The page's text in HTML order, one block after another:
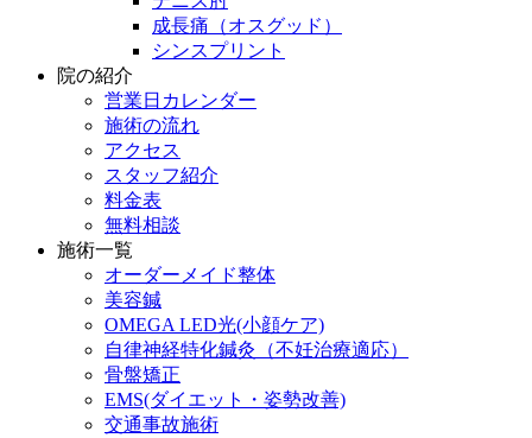
成長痛（オスグッド）
シンスプリント
院の紹介
営業日カレンダー
施術の流れ
アクセス
スタッフ紹介
料金表
無料相談
施術一覧
オーダーメイド整体
美容鍼
OMEGA LED光(小顔ケア)
自律神経特化鍼灸（不妊治療適応）
骨盤矯正
EMS(ダイエット・姿勢改善)
交通事故施術